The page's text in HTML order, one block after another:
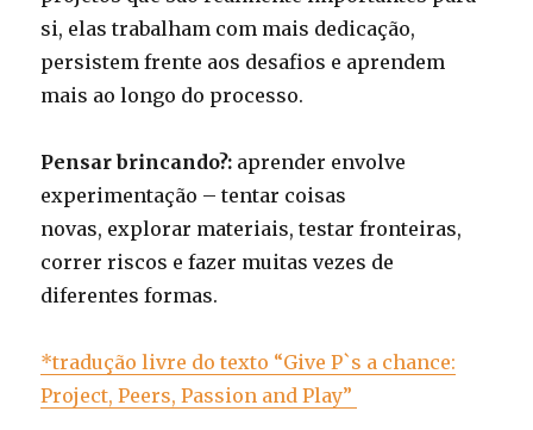
si, elas trabalham com mais dedicação,
persistem frente aos desafios e aprendem
mais ao longo do processo.
Pensar brincando?: aprender envolve
experimentação – tentar coisas
novas, explorar materiais, testar fronteiras,
correr riscos e fazer muitas vezes de
diferentes formas.
*tradução livre do texto “Give P`s a chance:
Project, Peers, Passion and Play”